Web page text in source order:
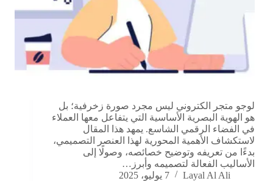
لوجو متجر الكتروني ليس مجرد صورة زخرفية؛ بل
هو الهوية البصرية الأساسية التي يتفاعل معها العملاء
في الفضاء الرقمي الشاسع. يمهد هذا المقال
لاستكشاف الأهمية المحورية لهذا العنصر التصميمي،
بدءًا من تعريفه وتوضيح خصائصه، وصولًا إلى
الأساليب الفعالة لتصميمه وأبرز…
Layal Al Ali
7 يوليو، 2025